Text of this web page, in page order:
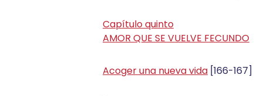
Capítulo quinto
AMOR QUE SE VUELVE FECUNDO
Acoger una nueva vida [166-167]